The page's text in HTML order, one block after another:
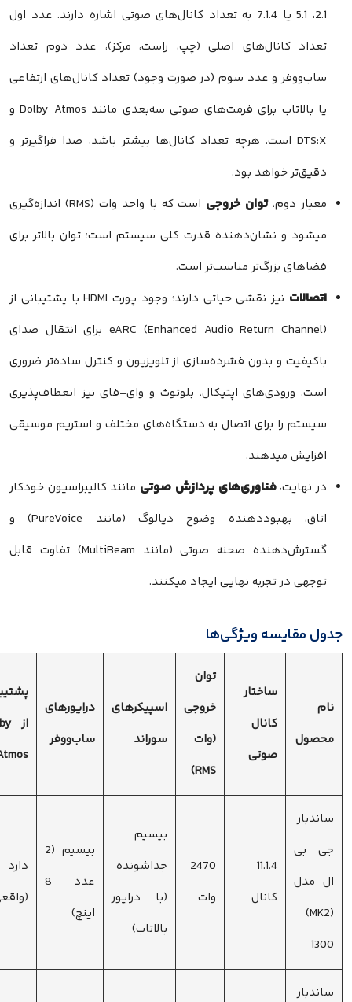
2.1، 5.1 یا 7.1.4 به تعداد کانال‌های صوتی اشاره دارند. عدد اول
تعداد کانال‌های اصلی (چپ، راست، مرکز)، عدد دوم تعداد
ساب‌ووفر و عدد سوم (در صورت وجود) تعداد کانال‌های ارتفاعی
یا بالاتاب برای فرمت‌های صوتی سه‌بعدی مانند Dolby Atmos و
DTS:X است. هرچه تعداد کانال‌ها بیشتر باشد، صدا فراگیرتر و
دقیق‌تر خواهد بود.
دوم،توان خروجی
است که با واحد وات (RMS) اندازه‌گیری
میشود و نشان‌دهنده قدرت کلی سیستم است؛ توان بالاتر برای
فضاهای بزرگ‌تر مناسب‌تر است.
نیز نقشی حیاتی دارند؛ وجود پورت HDMI با پشتیبانی از
eARC (Enhanced Audio Return Channel) برای انتقال صدای
باکیفیت و بدون فشرده‌سازی از تلویزیون و کنترل ساده‌تر ضروری
است. ورودی‌های اپتیکال، بلوتوث و وای-فای نیز انعطاف‌پذیری
سیستم را برای اتصال به دستگاه‌های مختلف و استریم موسیقی
افزایش میدهند.
نهایت،فناوری‌های پردازش صوتیمانند کالیبراسیون خودکار
اتاق، بهبوددهنده وضوح دیالوگ (مانند PureVoice) و
گسترش‌دهنده صحنه صوتی (مانند MultiBeam) تفاوت قابل
توجهی در تجربه نهایی ایجاد میکنند.
مقایسه ویژگی‌ها
ساختار
صوتی
خروجی
اسپیکرهای
سوراند
درایورهای
ساب‌ووفر
پشتیبانی
از Dolby
Atmos
بی
مدل
(MK2)
بیسیم
جداشونده
(با درایور
بالاتاب)
بیسیم (2
عدد 8
(واقعی)